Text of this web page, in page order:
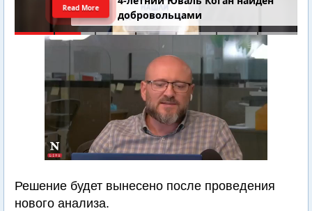
добровольцами
Read More
Решение будет вынесено после проведения
нового анализа.